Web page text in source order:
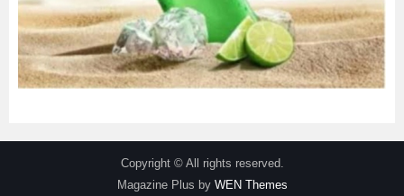
Copyright © All rights reserved.
Magazine Plus by WEN Themes